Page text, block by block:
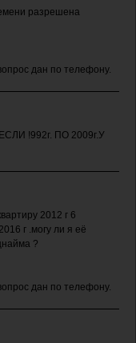
разрешена
дан по телефону.
!992г. ПО 2009г.У
2012 г 6
г .могу ли я её
?
дан по телефону.